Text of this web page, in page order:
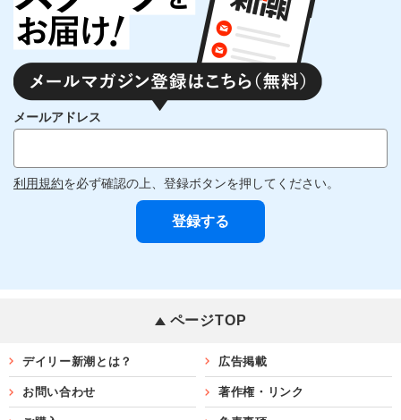
メールアドレス
利用規約を必ず確認の上、登録ボタンを押してください。
ページTOP
デイリー新潮とは？ 広告掲載
お問い合わせ 著作権・リンク